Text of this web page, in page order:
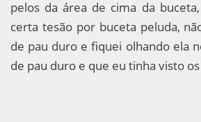
pelos da área de cima da
certa tesão por buceta peluda,
de pau duro e fiquei olhando ela
de pau duro e que eu tinha visto